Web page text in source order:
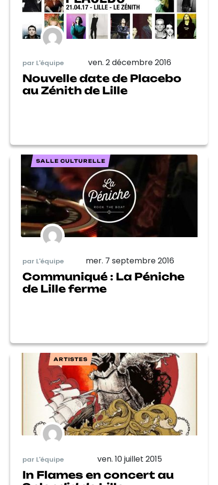
par L'équipe ven. 2 décembre 2016
Nouvelle date de Placebo
au Zénith de Lille
SALLE CULTURELLE
par L'équipe mer. 7 septembre 2016
Communiqué : La Péniche
de Lille ferme
ARTISTES
par L'équipe ven. 10 juillet 2015
In Flames en concert au